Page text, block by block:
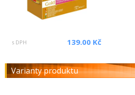
s DPH 139.00 Kč
Varianty produktu